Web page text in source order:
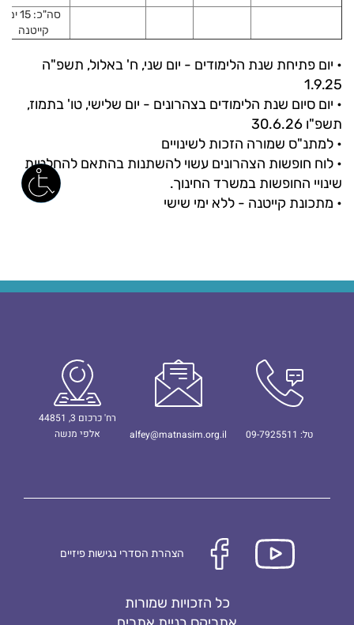
סה"כ: 15 ימי
קייטנה
• יום פתיחת שנת הלימודים - יום שני, ח' באלול, תשפ"ה
1.9.25
• יום סיום שנת הלימודים בצהרונים - יום שלישי, טו' בתמוז,
תשפ"ו 30.6.26
• למתנ"ס שמורה הזכות לשינויים
• לוח חופשות הצהרונים עשוי להשתנות בהתאם להחלטות
שינויי החופשות במשרד החינוך.
• מתכונת קייטנה - ללא ימי שישי
טל: 09-7925511 alfey@matnasim.org.il
רח' כרכום 3, 44851
אלפי מנשה
הצהרת הסדרי נגישות פיזיים
כל הזכויות שמורות